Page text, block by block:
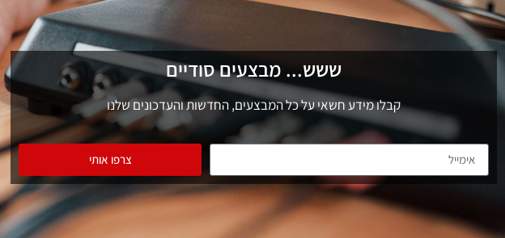
ששש... מבצעים סודיים
קבלו מידע חשאי על כל המבצעים, החדשות והעדכונים שלנו
צרפו אותי